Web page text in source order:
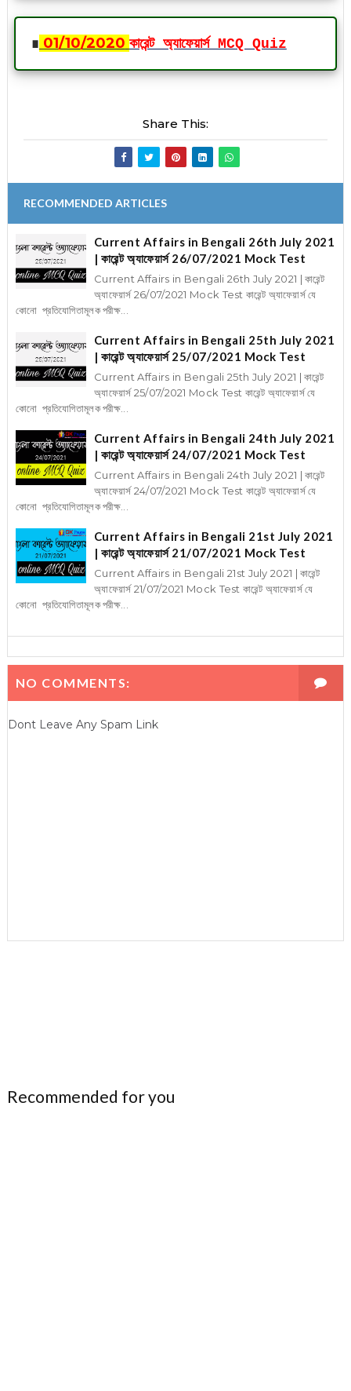
∎ 01/10/2020 কারেন্ট অ্যাফেয়ার্স MCQ Quiz
Share This:
RECOMMENDED ARTICLES
Current Affairs in Bengali 26th July 2021
| কারেন্ট অ্যাফেয়ার্স 26/07/2021 Mock Test
Current Affairs in Bengali 26th July 2021 | কারেন্ট
অ্যাফেয়ার্স 26/07/2021 Mock Test কারেন্ট অ্যাফেয়ার্স যে
কোনো প্রতিযোগিতামূলক পরীক্ষ...
Current Affairs in Bengali 25th July 2021
| কারেন্ট অ্যাফেয়ার্স 25/07/2021 Mock Test
Current Affairs in Bengali 25th July 2021 | কারেন্ট
অ্যাফেয়ার্স 25/07/2021 Mock Test কারেন্ট অ্যাফেয়ার্স যে
কোনো প্রতিযোগিতামূলক পরীক্ষ...
Current Affairs in Bengali 24th July 2021
| কারেন্ট অ্যাফেয়ার্স 24/07/2021 Mock Test
Current Affairs in Bengali 24th July 2021 | কারেন্ট
অ্যাফেয়ার্স 24/07/2021 Mock Test কারেন্ট অ্যাফেয়ার্স যে
কোনো প্রতিযোগিতামূলক পরীক্ষ...
Current Affairs in Bengali 21st July 2021
| কারেন্ট অ্যাফেয়ার্স 21/07/2021 Mock Test
Current Affairs in Bengali 21st July 2021 | কারেন্ট
অ্যাফেয়ার্স 21/07/2021 Mock Test কারেন্ট অ্যাফেয়ার্স যে
কোনো প্রতিযোগিতামূলক পরীক্ষ...
NO COMMENTS:
Dont Leave Any Spam Link
Recommended for you